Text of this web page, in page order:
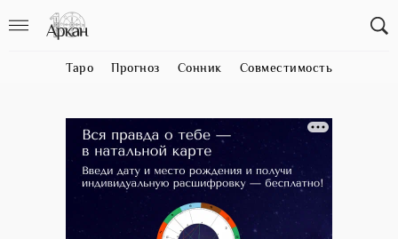
Таро Прогноз Сонник Совместимость